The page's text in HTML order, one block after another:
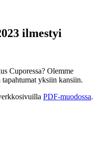
ilmestyi
Cuporessa? Olemme
yksiin kansiin.
PDF-muodossa.